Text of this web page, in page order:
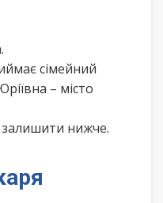
сімейний
– місто
залишити нижче.